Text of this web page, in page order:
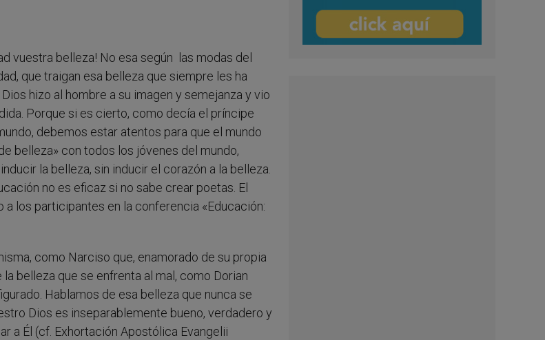
vuestra belleza! No esa según las modas del
que traigan esa belleza que siempre les ha
hizo al hombre a su imagen y semejanza y vio
Porque si es cierto, como decía el príncipe
debemos estar atentos para que el mundo
belleza» con todos los jóvenes del mundo,
la belleza, sin inducir el corazón a la belleza.
no es eficaz si no sabe crear poetas. El
los participantes en la conferencia «Educación:
como Narciso que, enamorado de su propia
belleza que se enfrenta al mal, como Dorian
Hablamos de esa belleza que nunca se
Dios es inseparablemente bueno, verdadero y
a Él (cf. Exhortación Apostólica Evangelii